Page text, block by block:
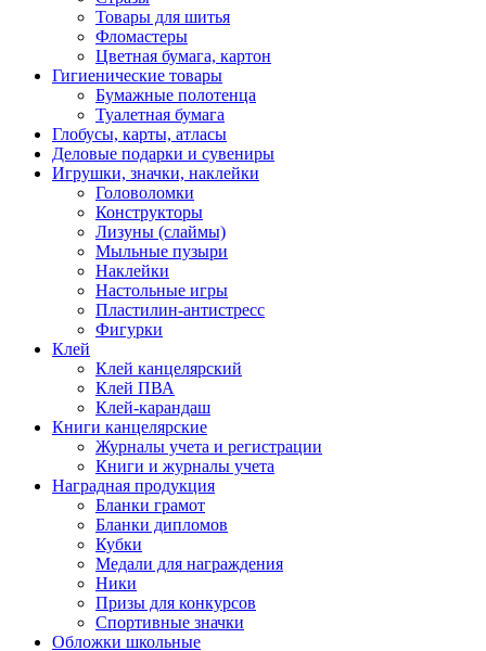
Товары для шитья
Фломастеры
Цветная бумага, картон
Гигиенические товары
Бумажные полотенца
Туалетная бумага
Глобусы, карты, атласы
Деловые подарки и сувениры
Игрушки, значки, наклейки
Головоломки
Конструкторы
Лизуны (слаймы)
Мыльные пузыри
Наклейки
Настольные игры
Пластилин-антистресс
Фигурки
Клей
Клей канцелярский
Клей ПВА
Клей-карандаш
Книги канцелярские
Журналы учета и регистрации
Книги и журналы учета
Наградная продукция
Бланки грамот
Бланки дипломов
Кубки
Медали для награждения
Ники
Призы для конкурсов
Спортивные значки
Обложки школьные